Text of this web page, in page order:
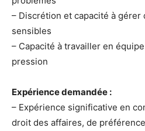
– Discrétion et capacité à gérer
sensibles
– Capacité à travailler en
pression
Expérience demandée :
– Expérience significative en
droit des affaires, de